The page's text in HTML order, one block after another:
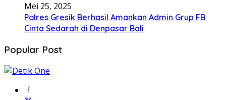
Mei 25, 2025
Polres Gresik Berhasil Amankan Admin Grup FB
Cinta Sedarah di Denpasar Bali
Popular Post